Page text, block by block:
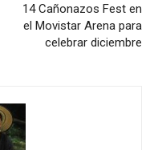
14 Cañonazos Fest en
el Movistar Arena para
celebrar diciembre